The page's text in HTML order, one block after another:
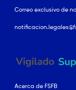
Correo exclusivo de
Acerca de FSFB